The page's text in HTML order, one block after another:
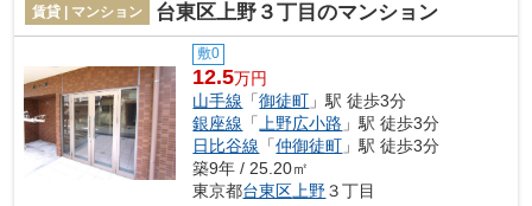
賃貸 | マンション 台東区上野３丁目のマンション
敷0
12.5万円
山手線 「御徒町 」駅 徒歩3分
銀座線 「 上野広小路 」駅 徒歩3分
日比谷線 「仲御徒町 」駅 徒歩3分
築9年 / 25.20㎡
東京都台東区 上野３丁目